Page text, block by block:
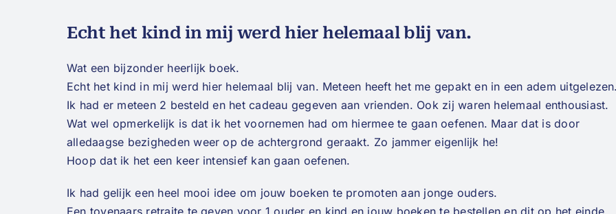
Echt het kind in mij werd hier helemaal blij van.
Wat een bijzonder heerlijk boek.
Echt het kind in mij werd hier helemaal blij van. Meteen heeft het me gepakt en in een adem
Ik had er meteen 2 besteld en het cadeau gegeven aan vrienden. Ook zij waren helemaal enthousiast.
Wat wel opmerkelijk is dat ik het voornemen had om hiermee te gaan oefenen. Maar dat is door
alledaagse bezigheden weer op de achtergrond geraakt. Zo jammer eigenlijk he!
Hoop dat ik het een keer intensief kan gaan oefenen.
Ik had gelijk een heel mooi idee om jouw boeken te promoten aan jonge ouders.
Een tovenaars retraite te geven voor 1 ouder en kind en jouw boeken te bestellen en dit op het einde